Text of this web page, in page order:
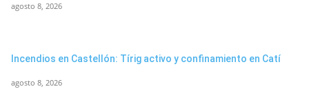
agosto 8, 2026
Incendios en Castellón: Tírig activo y confinamiento en Catí
agosto 8, 2026